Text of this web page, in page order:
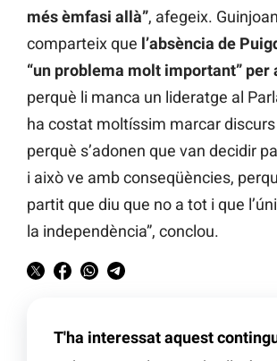
més èmfasi allà”, afegeix.
comparteix que l’absència de
“un problema molt important” per
perquè li manca un lideratge al
ha costat moltíssim marcar
perquè s’adonen que van decidir
i això ve amb conseqüències,
partit que diu que no a tot i que
la independència”, conclou.
T'ha interessat aquest